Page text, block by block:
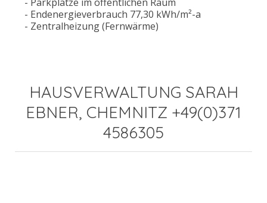
- Endenergieverbrauch 77,30 kWh/m²-a
- Zentralheizung (Fernwärme)
HAUSVERWALTUNG SARAH
EBNER, CHEMNITZ +49(0)371
4586305